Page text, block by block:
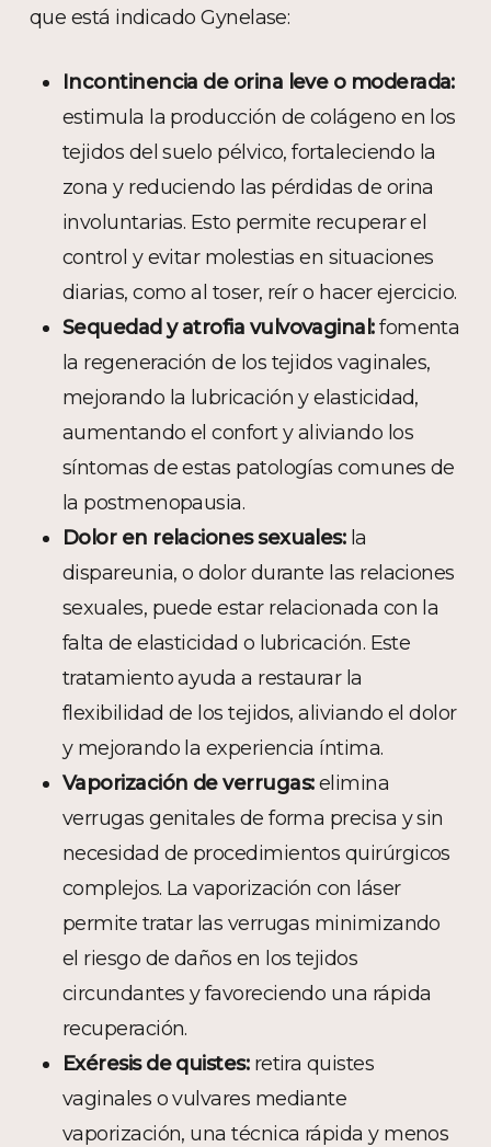
que está indicado Gynelase:
Incontinencia de orina leve o moderada:
estimula la producción de colágeno en los
tejidos del suelo pélvico, fortaleciendo la
zona y reduciendo las pérdidas de orina
involuntarias. Esto permite recuperar el
control y evitar molestias en situaciones
diarias, como al toser, reír o hacer ejercicio.
Sequedad y atrofia vulvovaginal:fomenta
la regeneración de los tejidos vaginales,
mejorando la lubricación y elasticidad,
aumentando el confort y aliviando los
síntomas de estas patologías comunes de
la postmenopausia.
Dolor en relaciones sexuales:la
dispareunia, o dolor durante las relaciones
sexuales, puede estar relacionada con la
falta de elasticidad o lubricación. Este
tratamiento ayuda a restaurar la
flexibilidad de los tejidos, aliviando el dolor
y mejorando la experiencia íntima.
Vaporización de verrugas:elimina
verrugas genitales de forma precisa y sin
necesidad de procedimientos quirúrgicos
complejos. La vaporización con láser
permite tratar las verrugas minimizando
el riesgo de daños en los tejidos
circundantes y favoreciendo una rápida
recuperación.
Exéresis de quistes: retira quistes
vaginales o vulvares mediante
vaporización, una técnica rápida y menos